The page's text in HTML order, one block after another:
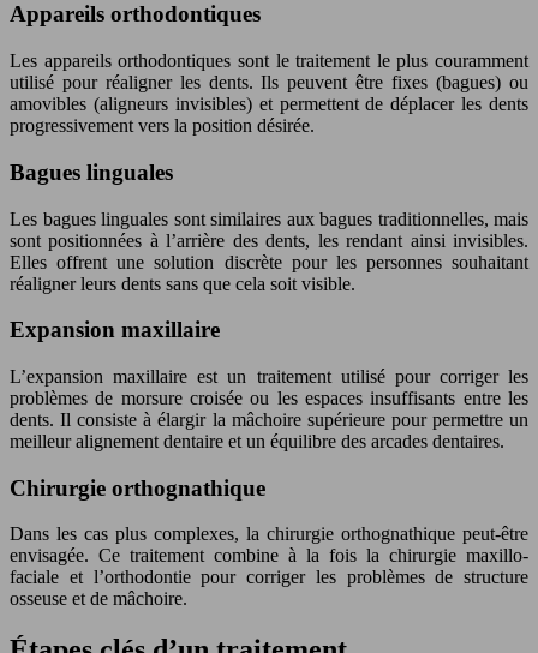
Appareils orthodontiques
Les appareils orthodontiques sont le traitement le plus couramment
utilisé pour réaligner les dents. Ils peuvent être fixes (bagues) ou
amovibles (aligneurs invisibles) et permettent de déplacer les dents
progressivement vers la position désirée.
Bagues linguales
Les bagues linguales sont similaires aux bagues traditionnelles, mais
sont positionnées à l’arrière des dents, les rendant ainsi invisibles.
Elles offrent une solution discrète pour les personnes souhaitant
réaligner leurs dents sans que cela soit visible.
Expansion maxillaire
L’expansion maxillaire est un traitement utilisé pour corriger les
problèmes de morsure croisée ou les espaces insuffisants entre les
dents. Il consiste à élargir la mâchoire supérieure pour permettre un
meilleur alignement dentaire et un équilibre des arcades dentaires.
Chirurgie orthognathique
Dans les cas plus complexes, la chirurgie orthognathique peut-être
envisagée. Ce traitement combine à la fois la chirurgie maxillo-
faciale et l’orthodontie pour corriger les problèmes de structure
osseuse et de mâchoire.